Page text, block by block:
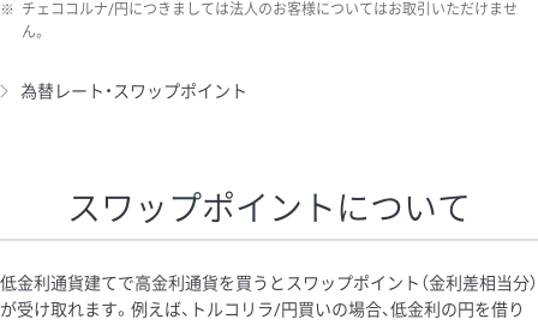
※ チェココルナ/円につきましては法人のお客様についてはお取引いただけませ
ん。
為替レート・スワップポイント
スワップポイントについて
低金利通貨建てで高金利通貨を買うとスワップポイント（金利差相当分）
が受け取れます。例えば、トルコリラ/円買いの場合、低金利の円を借り